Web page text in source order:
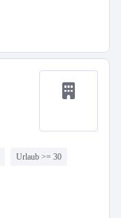
Urlaub >= 30